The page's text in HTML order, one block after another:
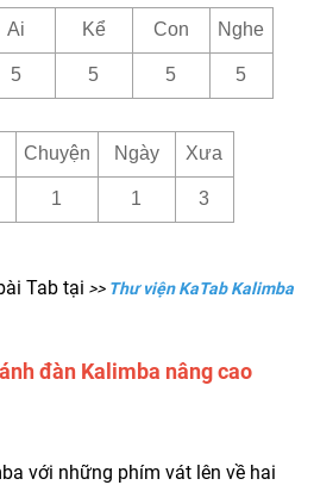
Ai Kể Con Nghe
5 5 5 5
Chuyện Ngày Xưa
1 1 3
Tab tại >> Thư viện KaTab Kalimba
đàn Kalimba nâng cao
với những phím vát lên về hai